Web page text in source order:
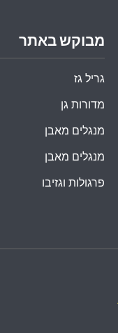
מבוקש באתר
גריל גז
מדורות גן
מנגלים מאבן
מנגלים מאבן
פרגולות וגזיבו